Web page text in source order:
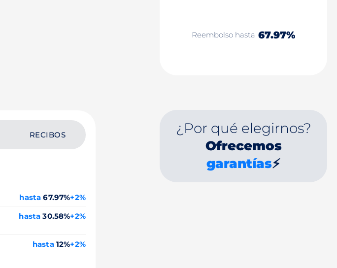
Reembolso hasta 67.97%
RECIBOS
hasta 67.97%+2%
hasta 30.58%+2%
hasta12%+2%
¿Por qué elegirnos?
Ofrecemos
garantías⚡